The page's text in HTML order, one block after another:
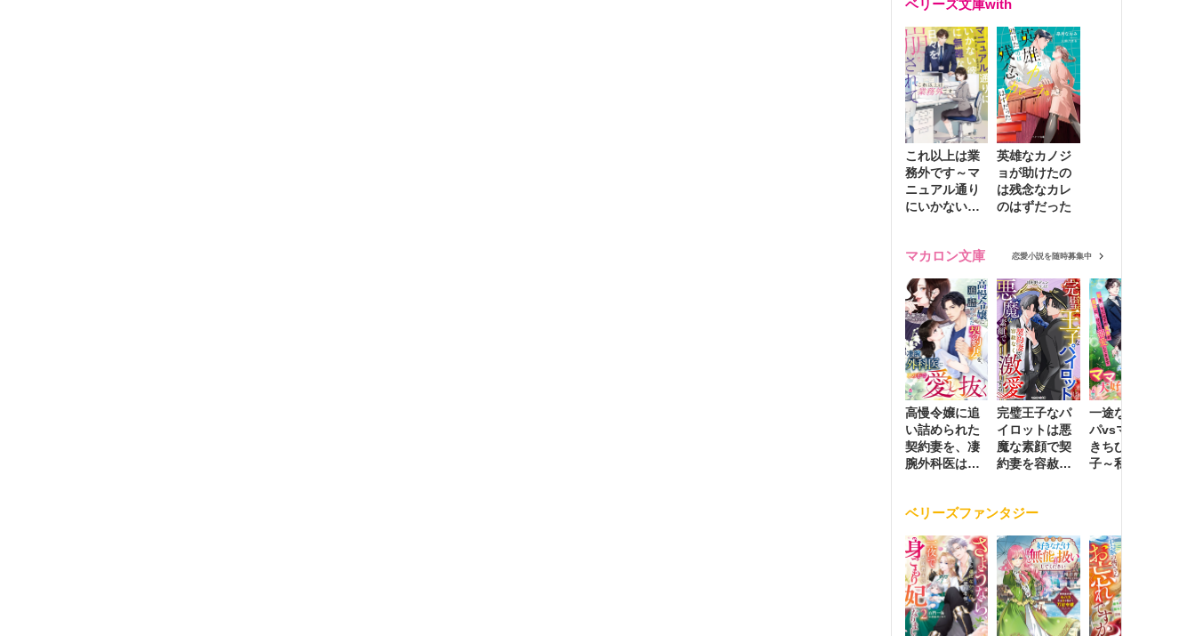
激烈愛で貫く
ベリーズ文庫with
これ以上は業
務外です～マ
ニュアル通り
にいかない彼
英雄なカノジ
ョが助けたの
は残念なカレ
のはずだった
マカロン文庫 恋愛小説を随時募集中
高慢令嬢に追
い詰められた
契約妻を、凄
腕外科医はこ
完璧王子なパ
イロットは悪
魔な素顔で契
約妻を容赦な
一途な社長パ
パvsママ大好
きちびっこ息
子～私を捨て
ベリーズファンタジー